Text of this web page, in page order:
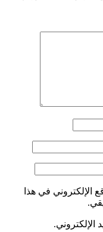
الإلكتروني في هذا
الإلكتروني.